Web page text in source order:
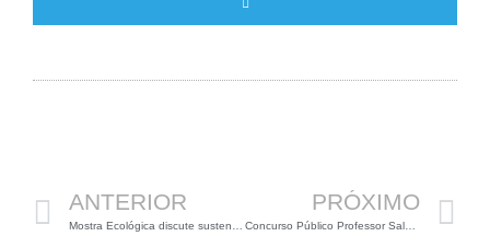
ANTERIOR PRÓXIMO
Concurso Público Professor Salvador – BA (70 vagas para Biólogos)